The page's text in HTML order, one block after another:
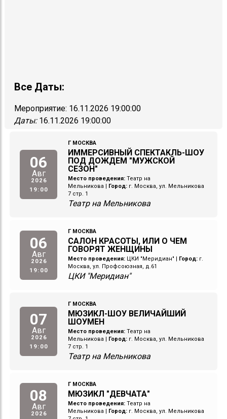
Все Даты:
Мероприятие: 16.11.2026 19:00:00
Даты: 16.11.2026 19:00:00
06
Авг
2026
19:00
Г МОСКВА
ИММЕРСИВНЫЙ СПЕКТАКЛЬ-ШОУ
ПОД ДОЖДЕМ "МУЖСКОЙ
СЕЗОН"
Место проведения: Театр на
Мельникова
Город: г. Москва, ул. Мельникова
7 стр. 1
Театр на Мельникова
06
Авг
2026
19:00
Г МОСКВА
САЛОН КРАСОТЫ, ИЛИ О ЧЕМ
ГОВОРЯТ ЖЕНЩИНЫ
Место проведения: ЦКИ "Меридиан" Город: г.
Москва, ул. Профсоюзная, д.61
ЦКИ "Меридиан"
07
Авг
2026
19:00
Г МОСКВА
МЮЗИКЛ-ШОУ ВЕЛИЧАЙШИЙ
ШОУМЕН
Место проведения: Театр на
Мельникова
Город: г. Москва, ул. Мельникова
7 стр. 1
Театр на Мельникова
08
Авг
2026
Г МОСКВА
МЮЗИКЛ "ДЕВЧАТА"
Место проведения: Театр на
Мельникова
Город: г. Москва, ул. Мельникова